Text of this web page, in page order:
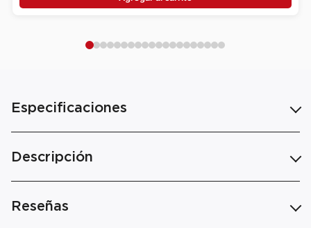
Especificaciones
Descripción
Reseñas